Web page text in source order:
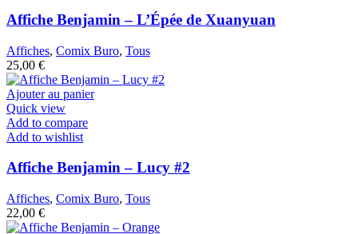
Affiche Benjamin – L’Épée de Xuanyuan
Affiches, Comix Buro, Tous
25,00 €
Ajouter au panier
Quick view
Add to compare
Add to wishlist
Affiche Benjamin – Lucy #2
Affiches, Comix Buro, Tous
22,00 €